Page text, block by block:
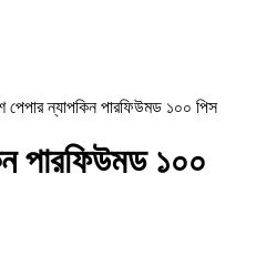
পেপার ন্যাপকিন পারফিউমড ১০০ পিস
পারফিউমড ১০০